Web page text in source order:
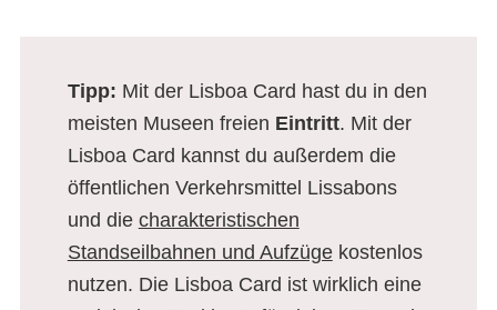
Tipp: Mit der Lisboa Card hast du in den
meisten Museen freien Eintritt. Mit der
Lisboa Card kannst du außerdem die
öffentlichen Verkehrsmittel Lissabons
und die charakteristischen
Standseilbahnen und Aufzügekostenlos
nutzen. Die Lisboa Card ist wirklich eine